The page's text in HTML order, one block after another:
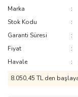
Marka
Stok Kodu
Garanti Süresi
Fiyat
Havale
8.050,45 TL den